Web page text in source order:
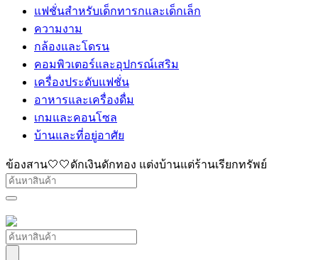
แฟชั่นสำหรับเด็กทารกและเด็กเล็ก
ความงาม
กล้องและโดรน
คอมพิวเตอร์และอุปกรณ์เสริม
เครื่องประดับแฟชั่น
อาหารและเครื่องดื่ม
เกมและคอนโซล
บ้านและที่อยู่อาศัย
ข้องสาน🤍🤍ดักเงินดักทอง แต่งบ้านแต่ร้านเรียกทรัพย์